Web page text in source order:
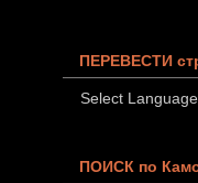
ПЕРЕВЕСТИ
Select Language
ПОИСК по